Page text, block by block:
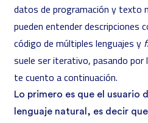
datos de programación y texto
pueden entender descripciones
código de múltiples lenguajes y
suele ser iterativo, pasando por
te cuento a continuación.
Lo primero es que el usuario
lenguaje natural, es decir